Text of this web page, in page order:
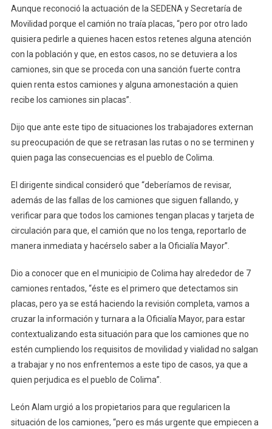
De
Colima
Aunque reconoció la actuación de la SEDENA y Secretaría de
Movilidad porque el camión no traía placas, “pero por otro lado
quisiera pedirle a quienes hacen estos retenes alguna atención
con la población y que, en estos casos, no se detuviera a los
camiones, sin que se proceda con una sanción fuerte contra
quien renta estos camiones y alguna amonestación a quien
recibe los camiones sin placas”.
Dijo que ante este tipo de situaciones los trabajadores externan
su preocupación de que se retrasan las rutas o no se terminen y
quien paga las consecuencias es el pueblo de Colima.
El dirigente sindical consideró que “deberíamos de revisar,
además de las fallas de los camiones que siguen fallando, y
verificar para que todos los camiones tengan placas y tarjeta de
circulación para que, el camión que no los tenga, reportarlo de
manera inmediata y hacérselo saber a la Oficialía Mayor”.
Dio a conocer que en el municipio de Colima hay alrededor de 7
camiones rentados, “éste es el primero que detectamos sin
placas, pero ya se está haciendo la revisión completa, vamos a
cruzar la información y turnara a la Oficialía Mayor, para estar
contextualizando esta situación para que los camiones que no
estén cumpliendo los requisitos de movilidad y vialidad no salgan
a trabajar y no nos enfrentemos a este tipo de casos, ya que a
quien perjudica es el pueblo de Colima”.
León Alam urgió a los propietarios para que regularicen la
situación de los camiones, “pero es más urgente que empiecen a